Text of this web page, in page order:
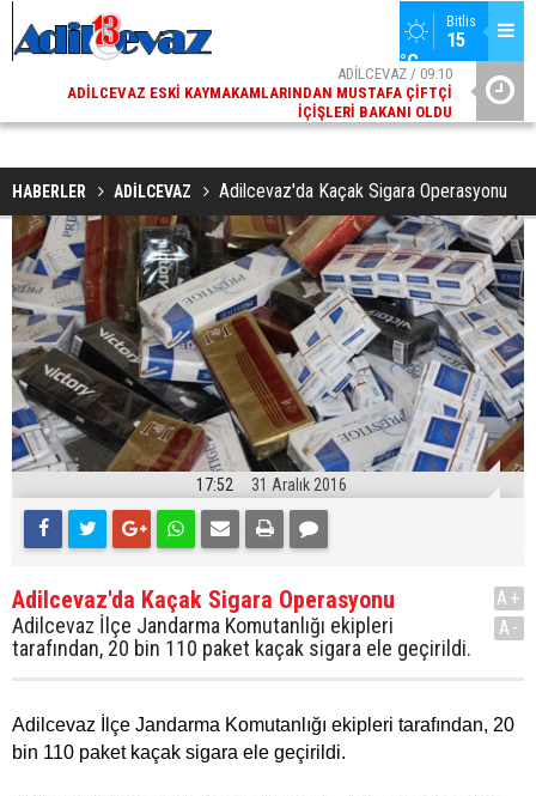
Bitlis
15
°C
ADİLCEVAZ / 09:10
ADILCEVAZ ESKI KAYMAKAMLARINDAN MUSTAFA ÇIFTÇI
İÇIŞLERI BAKANI OLDU
HABERLER ADİLCEVAZ Adilcevaz'da Kaçak Sigara Operasyonu
17:52 31 Aralık 2016
Adilcevaz'da Kaçak Sigara Operasyonu
Adilcevaz İlçe Jandarma Komutanlığı ekipleri
tarafından, 20 bin 110 paket kaçak sigara ele geçirildi.
A+
A-
Adilcevaz İlçe Jandarma Komutanlığı ekipleri tarafından, 20
bin 110 paket kaçak sigara ele geçirildi.